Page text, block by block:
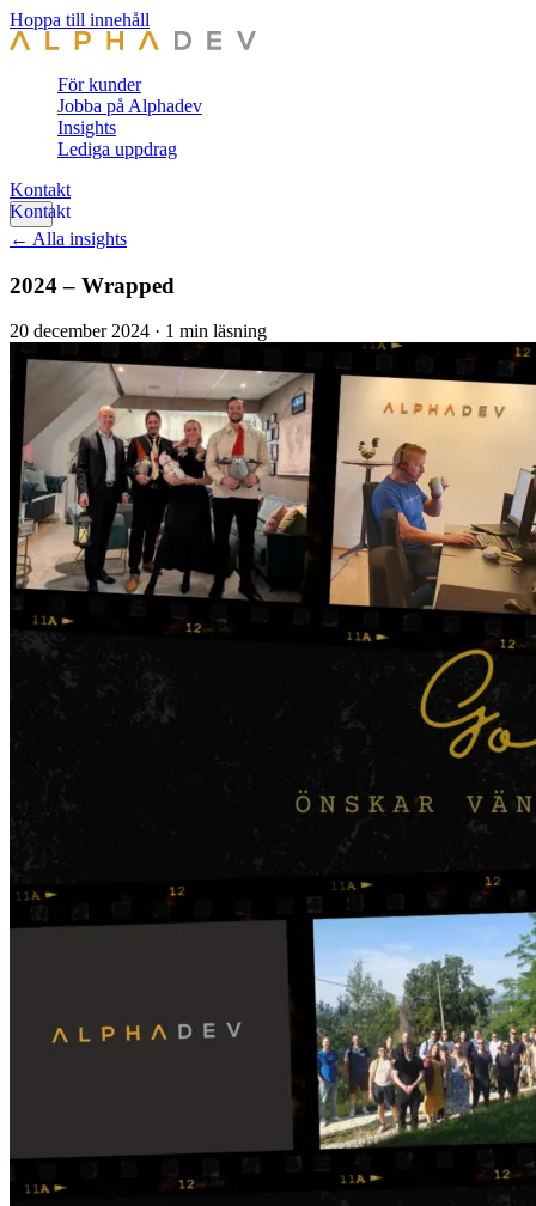
Hoppa till innehåll
För kunder
Jobba på Alphadev
Insights
Lediga uppdrag
Kontakt
← Alla insights
2024 – Wrapped
20 december 2024 · 1 min läsning